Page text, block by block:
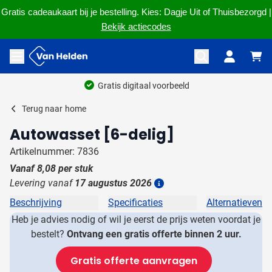
Gratis cadeaukaart bij je bestelling. Kies: Dagje Uit of Thuisbezorgd |
Bekijk actiecodes
Ga naar de inhoud
Menu openen
Gratis digitaal voorbeeld
Terug naar home
Autowasset [6-delig]
Artikelnummer: 7836
Vanaf8,08 per stuk
Levering vanaf 17 augustus 2026
Beschrijving Specificaties
Alternatieven
Heb je advies nodig of wil je eerst de prijs weten voordat je
bestelt? Ontvang een gratis offerte binnen 2 uur.
Gratis offerte aanvragen